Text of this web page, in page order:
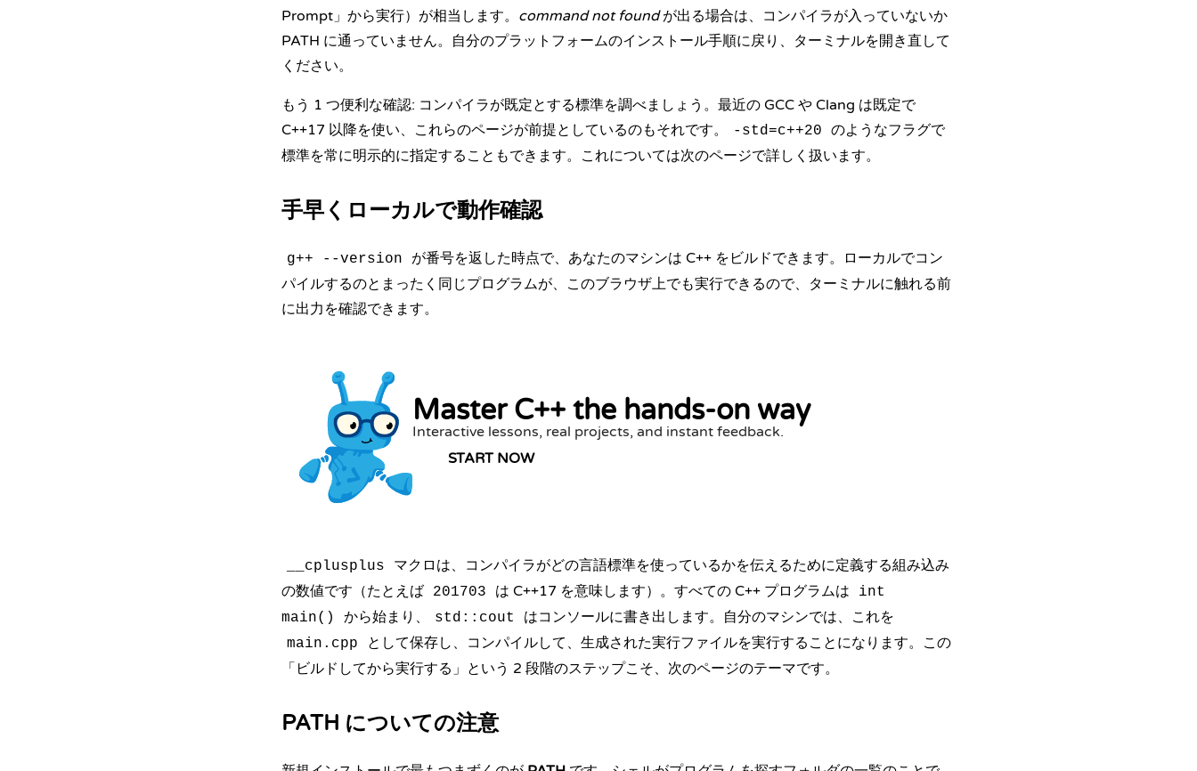
Prompt」から実行）が相当します。 command not foundが出る場合は、コンパイラが入っていないか
PATH に通っていません。自分のプラットフォームのインストール手順に戻り、ターミナルを開き直して
ください。
もう 1 つ便利な確認: コンパイラが既定とする標準を調べましょう。最近の GCC や Clang は既定で
C++17 以降を使い、これらのページが前提としているのもそれです。
-std=c++20
のようなフラグで
標準を常に明示的に指定することもできます。これについては次のページで詳しく扱います。
手早くローカルで動作確認
g++ --version
が番号を返した時点で、あなたのマシンは C++ をビルドできます。ローカルでコン
パイルするのとまったく同じプログラムが、このブラウザ上でも実行できるので、ターミナルに触れる前
に出力を確認できます。
Master C++ the hands-on way
Interactive lessons, real projects, and instant feedback.
START NOW
__cplusplus
マクロは、コンパイラがどの言語標準を使っているかを伝えるために定義する組み込み
の数値です（たとえば
201703 は C++17 を意味します）。すべての C++ プログラムは
int
main()
から始まり、 std::cout はコンソールに書き出します。自分のマシンでは、これを
main.cpp
として保存し、コンパイルして、生成された実行ファイルを実行することになります。この
「ビルドしてから実行する」という 2 段階のステップこそ、次のページのテーマです。
PATH についての注意